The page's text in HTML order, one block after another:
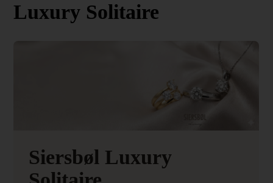
Luxury Solitaire
Siersbøl Luxury